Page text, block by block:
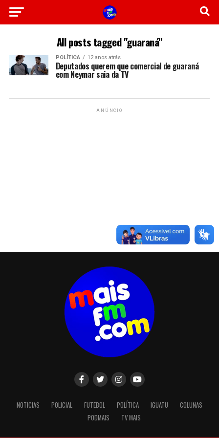
All posts tagged "guaraná"
POLÍTICA 12 anos atrás
Deputados querem que comercial de guaraná
com Neymar saia da TV
ANÚNCIO
NOTICIAS POLICIAL FUTEBOL POLÍTICA IGUATU
COLUNAS
PODMAIS
TV MAIS